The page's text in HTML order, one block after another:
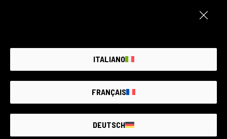
€400
ITALIANO
FRANÇAIS
DEUTSCH